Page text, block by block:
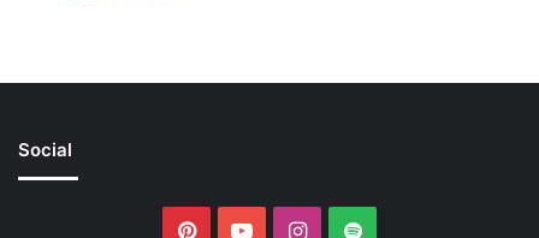
Social
PinterestYouTubeInstagram
Spotify